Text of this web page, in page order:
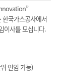
한국가스공사에서
이사를 모십니다.
연임 가능)